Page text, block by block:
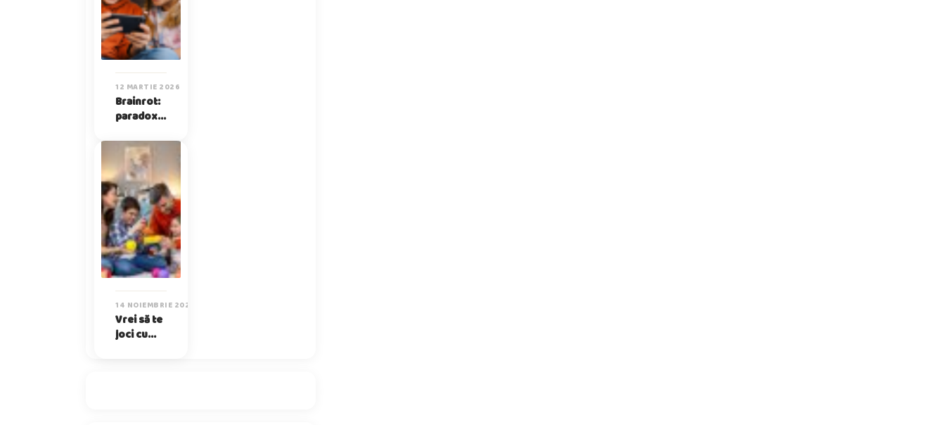
12 MARTIE 2026
Brainrot:
paradoxul
fără sens
pe care
copiii le
iubesc
14 NOIEMBRIE 2025
Vrei să te
joci cu